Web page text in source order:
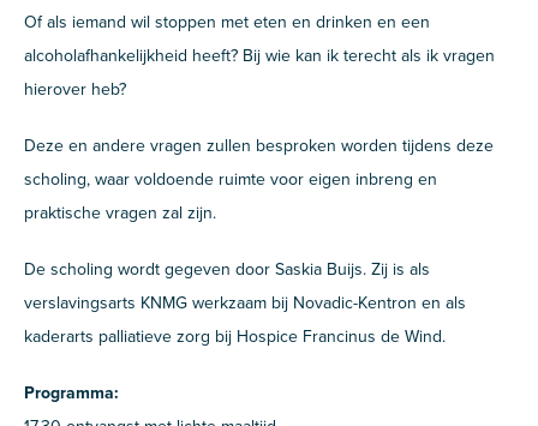
Of als iemand wil stoppen met eten en drinken en een
alcoholafhankelijkheid heeft? Bij wie kan ik terecht als ik vragen
hierover heb?
Deze en andere vragen zullen besproken worden tijdens deze
scholing, waar voldoende ruimte voor eigen inbreng en
praktische vragen zal zijn.
De scholing wordt gegeven door Saskia Buijs. Zij is als
verslavingsarts KNMG werkzaam bij Novadic-Kentron en als
kaderarts palliatieve zorg bij Hospice Francinus de Wind.
Programma: